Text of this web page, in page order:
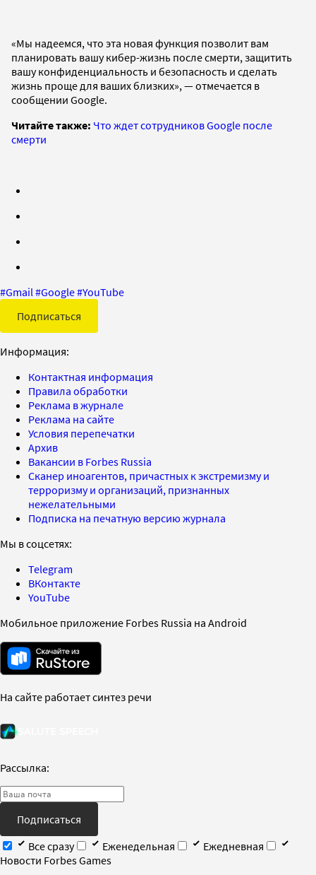
«Мы надеемся, что эта новая функция позволит вам
планировать ​​вашу кибер-жизнь после смерти, защитить
вашу конфиденциальность и безопасность и сделать
жизнь проще для ваших близких», — отмечается в
сообщении Google.
Читайте также: Что ждет сотрудников Google после
смерти
#Gmail #Google#YouTube
Подписаться
Информация:
Контактная информация
Правила обработки
Реклама в журнале
Реклама на сайте
Условия перепечатки
Архив
Вакансии в Forbes Russia
Сканер иноагентов, причастных к экстремизму и
терроризму и организаций, признанных
нежелательными
Подписка на печатную версию журнала
Мы в соцсетях:
Telegram
ВКонтакте
YouTube
Мобильное приложение Forbes Russia на Android
На сайте работает синтез речи
Рассылка:
Подписаться
Все сразу
Еженедельная
Ежедневная
Новости Forbes Games